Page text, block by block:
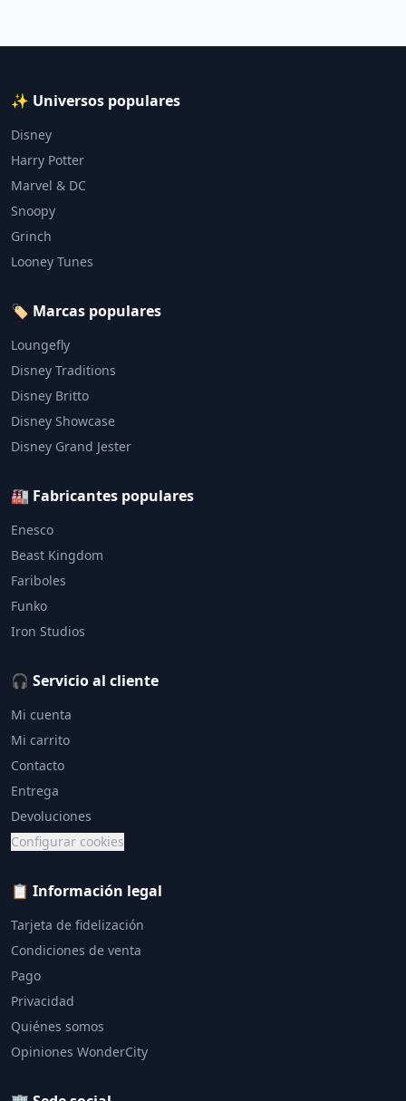
✨ Universos populares
Disney
Harry Potter
Marvel & DC
Snoopy
Grinch
Looney Tunes
🏷️ Marcas populares
Loungefly
Disney Traditions
Disney Britto
Disney Showcase
Disney Grand Jester
🏭 Fabricantes populares
Enesco
Beast Kingdom
Fariboles
Funko
Iron Studios
🎧 Servicio al cliente
Mi cuenta
Mi carrito
Contacto
Entrega
Devoluciones
Configurar cookies
📋 Información legal
Tarjeta de fidelización
Condiciones de venta
Pago
Privacidad
Quiénes somos
Opiniones WonderCity